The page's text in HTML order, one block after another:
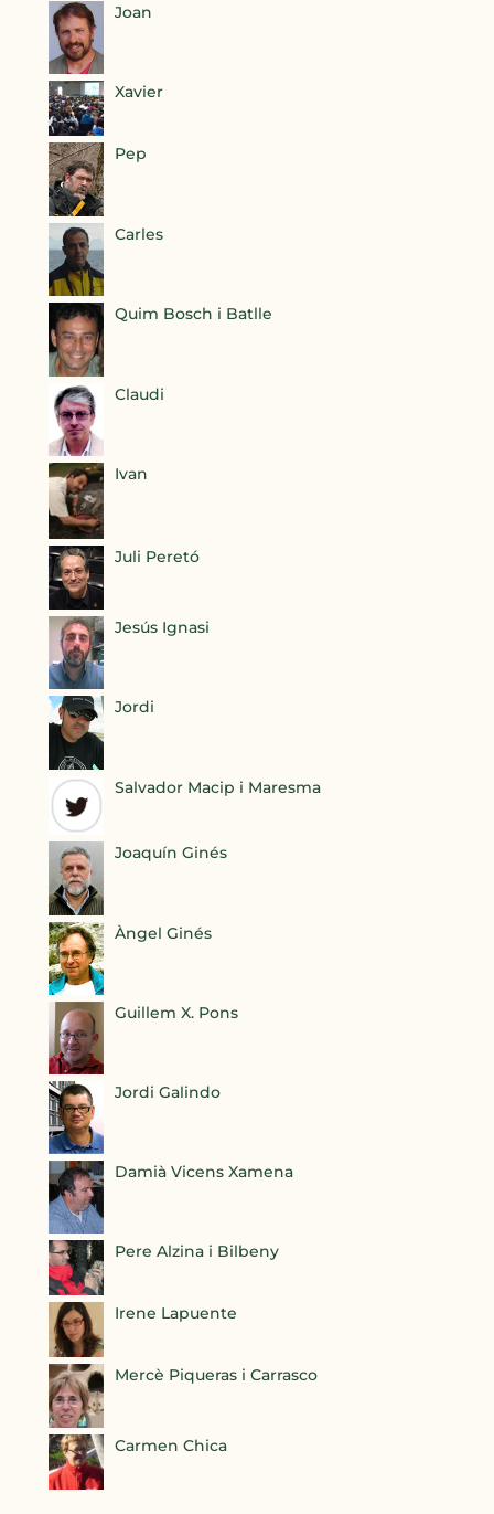
Joan
Xavier
Pep
Carles
Quim Bosch i Batlle
Claudi
Ivan
Juli Peretó
Jesús Ignasi
Jordi
Salvador Macip i Maresma
Joaquín Ginés
Àngel Ginés
Guillem X. Pons
Jordi Galindo
Damià Vicens Xamena
Pere Alzina i Bilbeny
Irene Lapuente
Mercè Piqueras i Carrasco
Carmen Chica